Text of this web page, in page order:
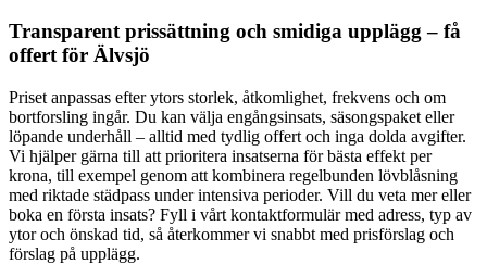
Transparent prissättning och smidiga upplägg – få
offert för Älvsjö
Priset anpassas efter ytors storlek, åtkomlighet, frekvens och om
bortforsling ingår. Du kan välja engångsinsats, säsongspaket eller
löpande underhåll – alltid med tydlig offert och inga dolda avgifter.
Vi hjälper gärna till att prioritera insatserna för bästa effekt per
krona, till exempel genom att kombinera regelbunden lövblåsning
med riktade städpass under intensiva perioder. Vill du veta mer eller
boka en första insats? Fyll i vårt kontaktformulär med adress, typ av
ytor och önskad tid, så återkommer vi snabbt med prisförslag och
förslag på upplägg.